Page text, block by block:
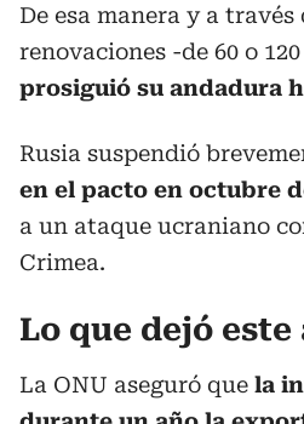
De esa manera y a través
renovaciones -de 60 o
prosiguió su andadura
Rusia suspendió
en el pacto en octubre
a un ataque ucraniano
Crimea.
Lo que dejó
La ONU aseguró que la